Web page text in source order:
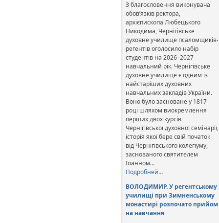
З благословення виконувача
обов’язків ректора,
архієпископа Любецького
Никодима, Чернігівське
духовне училище псаломщиків-
регентів оголосило набір
студентів на 2026–2027
навчальний рік. Чернігівське
духовне училище є одним із
найстаріших духовних
навчальних закладів України.
Воно було засноване у 1817
році шляхом виокремлення
перших двох курсів
Чернігівської духовної семінарії,
історія якої бере свій початок
від Чернігівського колегіуму,
заснованого святителем
Іоанном…
Подробней…
ВОЛОДИМИР. У регентському
училищі при Зимненському
монастирі розпочато прийом
на навчання